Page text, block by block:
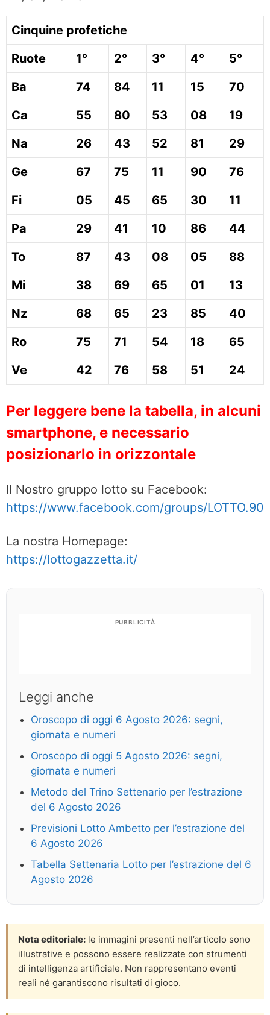
Cinquine profetiche
Ruote
1° 2° 3° 4°
5°
Ba
74 84 11 15
70
Ca
55 80 53 08
19
Na
26 43 52 81
29
Ge
67 75 11 90
76
Fi
05 45 65 30
11
Pa
29 41 10 86
44
To
87 43 08 05
88
Mi
38 69 65 01
13
Nz
68 65 23 85
40
Ro
75 71 54 18
65
Ve
42 76 58 51 24
Per leggere bene la tabella, in alcuni
smartphone, e necessario
posizionarlo in orizzontale
Il Nostro gruppo lotto su Facebook:
https://www.facebook.com/groups/LOTTO.90
La nostra Homepage:
https://lottogazzetta.it/
PUBBLICITÀ
Leggi anche
Oroscopo di oggi 6 Agosto 2026: segni,
giornata e numeri
Oroscopo di oggi 5 Agosto 2026: segni,
giornata e numeri
Metodo del Trino Settenario per l’estrazione
del 6 Agosto 2026
Previsioni Lotto Ambetto per l’estrazione del
6 Agosto 2026
Tabella Settenaria Lotto per l’estrazione del 6
Agosto 2026
Nota editoriale: le immagini presenti nell’articolo sono
illustrative e possono essere realizzate con strumenti
di intelligenza artificiale. Non rappresentano eventi
reali né garantiscono risultati di gioco.